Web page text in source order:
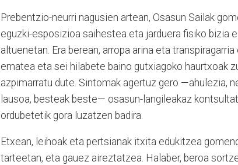
Prebentzio-neurri nagusien artean, Osasun Sailak
eguzki-esposizioa saihestea eta jarduera fisiko bizia
altuenetan. Era berean, arropa arina eta
ematea eta sei hilabete baino gutxiagoko haurtxoak
azpimarratu dute. Sintomak agertuz gero —ahulezia,
lausoa, besteak beste— osasun-langileakaz
ordubetetik gora luzatzen badira.
Etxean, leihoak eta pertsianak itxita edukitzea
tarteetan, eta gauez aireztatzea. Halaber, beroa